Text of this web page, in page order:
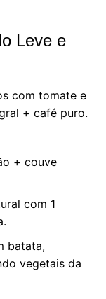
Leve e
com tomate e
+ café puro.
+ couve
com 1
batata,
vegetais da